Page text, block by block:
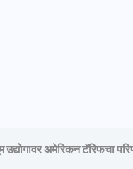
अमेरिकन टॅरिफचा